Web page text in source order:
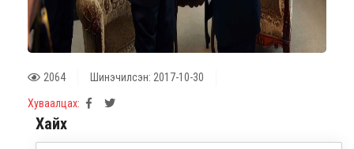
2064 Шинэчилсэн: 2017-10-30
Хуваалцах:
Хайх